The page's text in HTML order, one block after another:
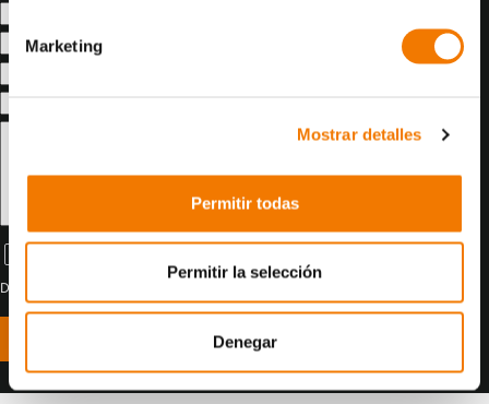
Marketing
Mostrar detalles
Permitir todas
Permitir la selección
Denegar
Achternaam*
Door dit formulier te versturen, ga je akkoord met onze